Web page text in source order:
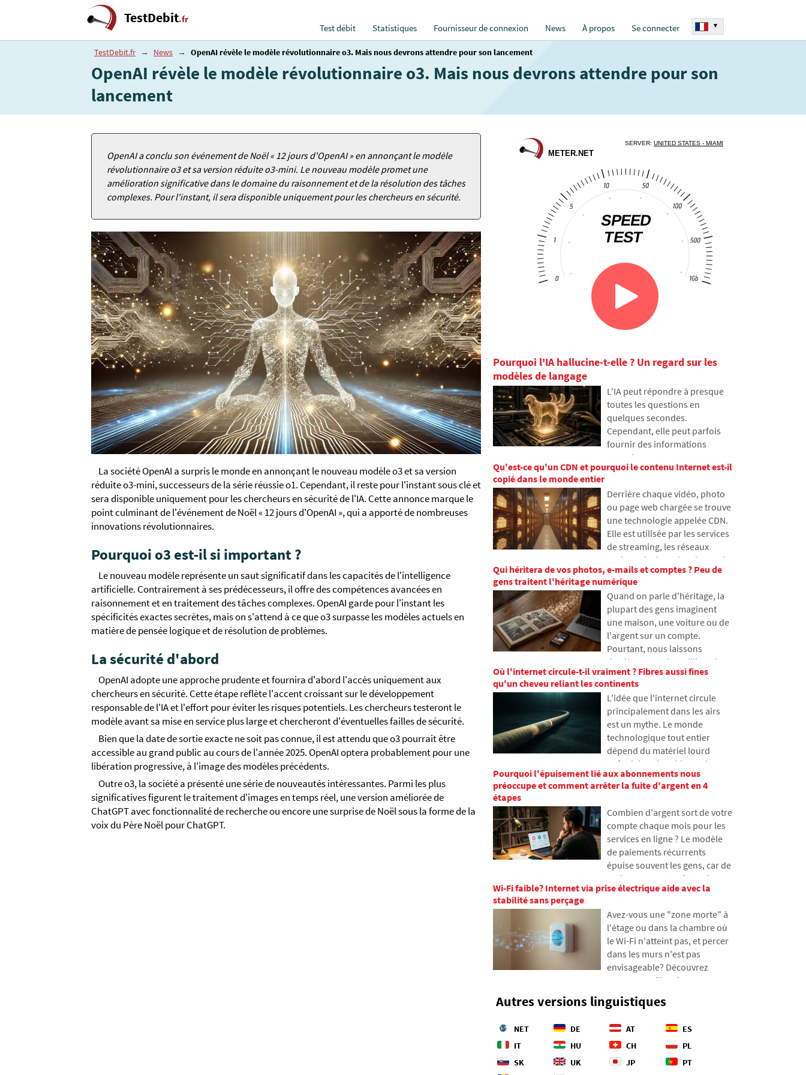
TestDebit.fr
Test débit Statistiques Fournisseur de connexion News À propos Se connecter ▾
TestDebit.fr → News → OpenAI révèle le modèle révolutionnaire o3. Mais nous devrons attendre pour son lancement
OpenAI révèle le modèle révolutionnaire o3. Mais nous devrons attendre pour son
lancement
OpenAI a conclu son événement de Noël « 12 jours d'OpenAI » en annonçant le modèle
révolutionnaire o3 et sa version réduite o3-mini. Le nouveau modèle promet une
amélioration significative dans le domaine du raisonnement et de la résolution des tâches
complexes. Pour l'instant, il sera disponible uniquement pour les chercheurs en sécurité.
La société OpenAI a surpris le monde en annonçant le nouveau modèle o3 et sa version
réduite o3-mini, successeurs de la série réussie o1. Cependant, il reste pour l'instant sous clé et
sera disponible uniquement pour les chercheurs en sécurité de l'IA. Cette annonce marque le
point culminant de l'événement de Noël « 12 jours d'OpenAI », qui a apporté de nombreuses
innovations révolutionnaires.
Pourquoi o3 est-il si important ?
Le nouveau modèle représente un saut significatif dans les capacités de l'intelligence
artificielle. Contrairement à ses prédécesseurs, il offre des compétences avancées en
raisonnement et en traitement des tâches complexes. OpenAI garde pour l'instant les
spécificités exactes secrètes, mais on s'attend à ce que o3 surpasse les modèles actuels en
matière de pensée logique et de résolution de problèmes.
La sécurité d'abord
OpenAI adopte une approche prudente et fournira d'abord l'accès uniquement aux
chercheurs en sécurité. Cette étape reflète l'accent croissant sur le développement
responsable de l'IA et l'effort pour éviter les risques potentiels. Les chercheurs testeront le
modèle avant sa mise en service plus large et chercheront d'éventuelles failles de sécurité.
Bien que la date de sortie exacte ne soit pas connue, il est attendu que o3 pourrait être
accessible au grand public au cours de l'année 2025. OpenAI optera probablement pour une
libération progressive, à l'image des modèles précédents.
Outre o3, la société a présenté une série de nouveautés intéressantes. Parmi les plus
significatives figurent le traitement d'images en temps réel, une version améliorée de
ChatGPT avec fonctionnalité de recherche ou encore une surprise de Noël sous la forme de la
voix du Père Noël pour ChatGPT.
Pourquoi l'IA hallucine-t-elle ? Un regard sur les
modèles de langage
L'IA peut répondre à presque
toutes les questions en
quelques secondes.
Cependant, elle peut parfois
fournir des informations
erronées avec assurance.
Pourquoi cela se produit-il et
? Dans cet article, nous
expliquons comment les
grands modèles de langage
fonctionnent, pourquoi ils
génèrent parfois des réponses
développeurs tentent
progressivement de limiter ce
problème.
Qu'est-ce qu'un CDN et pourquoi le contenu Internet est-il
copié dans le monde entier
Derrière chaque vidéo, photo
ou page web chargée se trouve
une technologie appelée CDN.
Elle est utilisée par les services
de streaming, les réseaux
sociaux ainsi que les sites web
ordinaires, mais beaucoup
n'en ont jamais entendu parler.
Dans cet article, nous
expliquerons ce que signifie
cet acronyme, comment il
fonctionne, pourquoi le
contenu Internet est stocké à
monde et pourquoi Internet ne
aujourd'hui.
Qui héritera de vos photos, e-mails et comptes ? Peu de
gens traitent l'héritage numérique
Quand on parle d'héritage, la
plupart des gens imaginent
une maison, une voiture ou de
l'argent sur un compte.
Pourtant, nous laissons
derrière nous des milliers de
photos, d'e-mails, de comptes
sur les réseaux sociaux ou des
données stockées dans le
cloud. Que deviennent-ils
après la mort et qui y aura
accès ? Dans cet article, nous
examinons comment
numérique, pourquoi les
proches peuvent rencontrer
des problèmes avec les
données et comment organiser
notre empreinte en ligne dès
aujourd'hui.
Où l'internet circule-t-il vraiment ? Fibres aussi fines
qu'un cheveu reliant les continents
L'idée que l'internet circule
principalement dans les airs
est un mythe. Le monde
technologique tout entier
dépend du matériel lourd
enfoui dans le sable marin.
Dans cet article, nous
aborderons la technologie des
apprendrez comment
fonctionnent les fibres
optiques, ce qu'implique leur
pose depuis des navires et
comment les profondeurs
océaniques sont devenues un
champ de bataille
géopolitique.
Pourquoi l'épuisement lié aux abonnements nous
préoccupe et comment arrêter la fuite d'argent en 4
étapes
Combien d'argent sort de votre
compte chaque mois pour les
services en ligne ? Le modèle
de paiements récurrents
épuise souvent les gens, car de
petites sommes quittent leur
portefeuille et s'accumulent
inattendus. Dans le texte, nous
nous appuierons sur des
données récentes de 2026,
nous montrerons la différence
abyssale entre nos estimations
proposerons quatre étapes
concrètes pour mieux
contrôler vos dépenses.
Wi-Fi faible? Internet via prise électrique aide avec la
stabilité sans perçage
Avez-vous une "zone morte" à
l'étage ou dans la chambre où
le Wi-Fi n'atteint pas, et percer
dans les murs n'est pas
envisageable? Découvrez
comment utiliser les
vous avez déjà dans les murs
réseau électrique. Dans
l'article, nous vous montrons
comment fonctionne un
Autres versions linguistiques
NET DE AT
ES
IT
HU CH
PL
SK
UK JP
PT